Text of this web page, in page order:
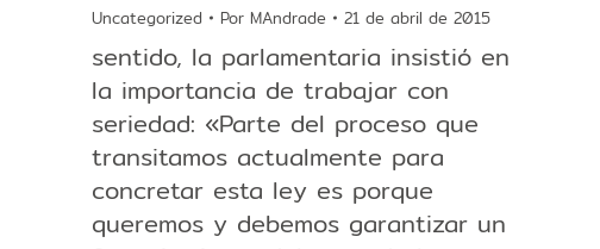
Uncategorized Por MAndrade 21 de abril de 2015
sentido, la parlamentaria insistió en
la importancia de trabajar con
seriedad: «Parte del proceso que
transitamos actualmente para
concretar esta ley es porque
queremos y debemos garantizar un